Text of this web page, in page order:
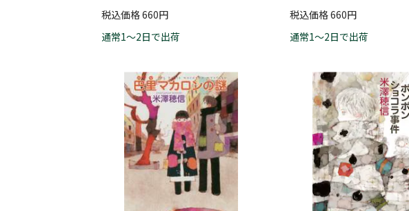
税込価格 660円
通常1～2日で出荷
税込価格 660円
通常1～2日で出荷